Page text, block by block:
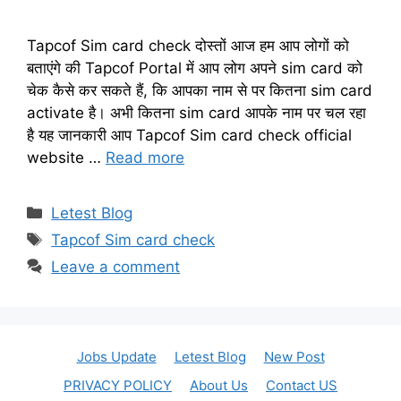
Tapcof Sim card check दोस्तों आज हम आप लोगों को
बताएंगे की Tapcof Portal में आप लोग अपने sim card को
चेक कैसे कर सकते हैं, कि आपका नाम से पर कितना sim card
activate है। अभी कितना sim card आपके नाम पर चल रहा
है यह जानकारी आप Tapcof Sim card check official
website … Read more
Categories
Letest Blog
Tags
Tapcof Sim card check
Leave a comment
Jobs Update Letest Blog
New Post
PRIVACY POLICY
About Us Contact US